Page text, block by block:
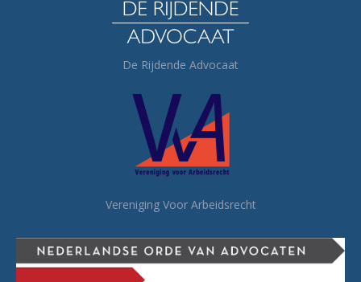
De Rijdende Advocaat
Vereniging Voor Arbeidsrecht